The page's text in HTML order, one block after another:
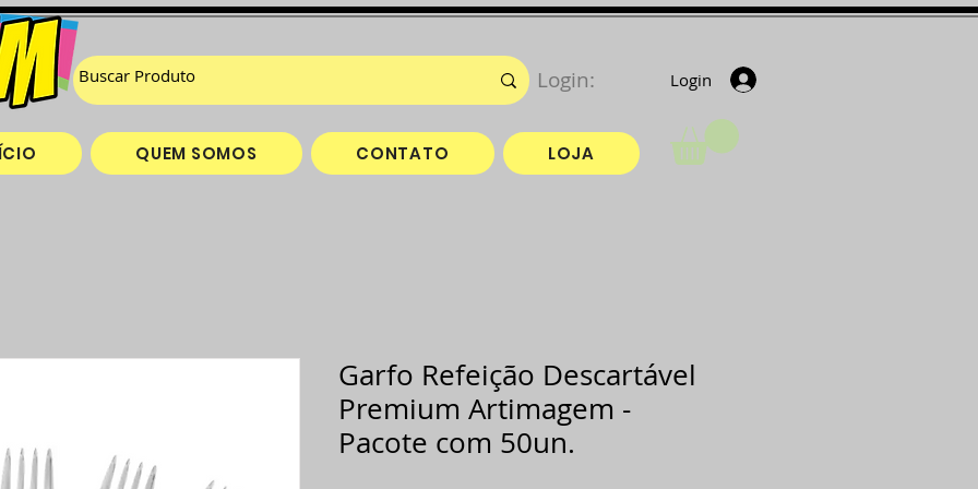
Login
QUEM SOMOS CONTATO LOJA
Login:
Garfo Refeição Descartável
Premium Artimagem -
Pacote com 50un.